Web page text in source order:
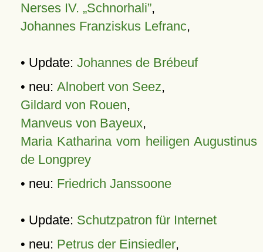
Nerses IV. „Schnorhali”,
Johannes Franziskus Lefranc,
• Update: Johannes de Brébeuf
• neu: Alnobert von Seez,
Gildard von Rouen,
Manveus von Bayeux,
Maria Katharina vom heiligen Augustinus
de Longprey
• neu: Friedrich Janssoone
• Update: Schutzpatron für Internet
• neu: Petrus der Einsiedler,